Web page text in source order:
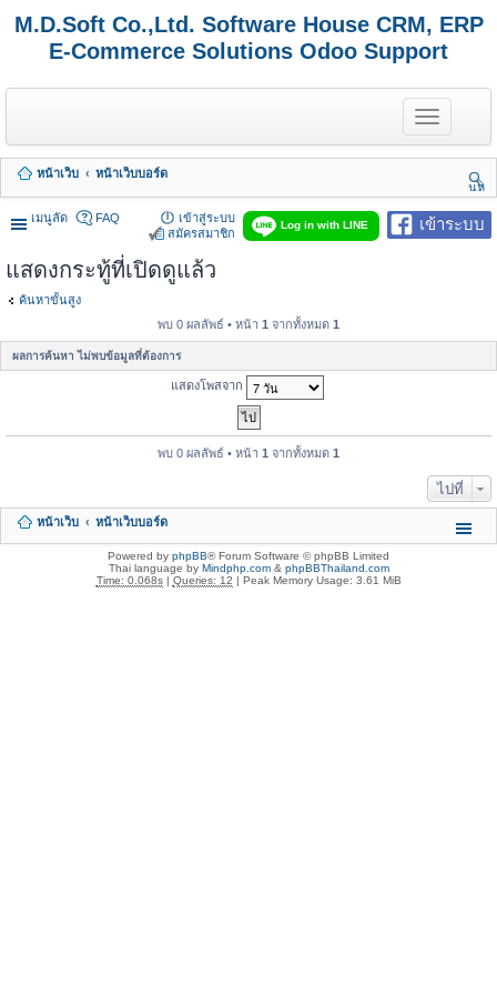
M.D.Soft Co.,Ltd. Software House CRM, ERP
E-Commerce Solutions Odoo Support
T
o
g
e
n
a
n
หน้าเว็บ
หน้าเว็บบอร์ด
นห
า
เมนูลัด
เข้าระบบ
Log in with LINE
FAQ
เข้าสู่ระบบ
สมัครสมาชิก
แสดงกระทู้ที่เปิดดูแล้ว
ค้นหาขั้นสูง
พบ 0 ผลลัพธ์ • หน้า 1 จากทั้งหมด 1
ผลการค้นหา ไม่พบข้อมูลที่ต้องการ
แสดงโพสจาก
พบ 0 ผลลัพธ์ • หน้า 1 จากทั้งหมด 1
ไปที่
หน้าเว็บ หน้าเว็บบอร์ด
Powered by phpBB® Forum Software © phpBB Limited
Thai language by Mindphp.com& phpBBThailand.com
Time: 0.068s| Queries: 12 | Peak Memory Usage: 3.61 MiB